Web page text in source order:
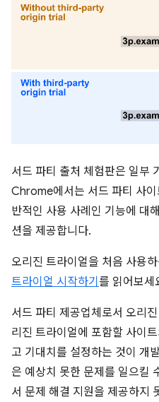
서드 파티 출처 체험판은 일부
Chrome에서는 서드 파티 사
반적인 사용 사례인 기능에 대
션을 제공합니다.
오리진 트라이얼을 처음 사용
트라이얼 시작하기 를 읽어보세
서드 파티 제공업체로서 오리
리진 트라이얼에 포함할 사이
고 기대치를 설정하는 것이 개
은 예상치 못한 문제를 일으킬
서 문제 해결 지원을 제공하지